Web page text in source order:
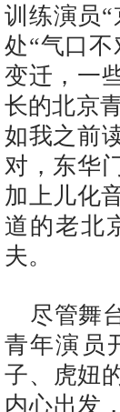
训练演员
处“气口
变迁，一
长的北京
如我之前
对，东华
加上儿化
道的老北
夫。
尽管舞
青年演员
子、虎妞
内心出发